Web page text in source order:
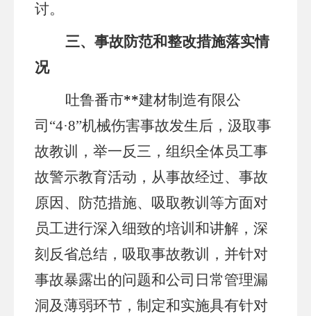
讨。
三、事故防范和整改措施落实情
况
吐鲁番市**建材制造有限公
司 “4·8”机械伤害事故发生后，汲取事
故教训，举一反三，组织全体员工事
故警示教育活动，从事故经过、事故
原因、防范措施、吸取教训等方面对
员工进行深入细致的培训和讲解，深
刻反省总结，吸取事故教训，并针对
事故暴露出的问题和公司日常管理漏
洞及薄弱环节，制定和实施具有针对